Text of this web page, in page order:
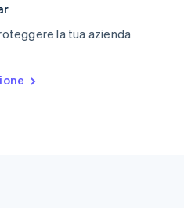
la tua azienda